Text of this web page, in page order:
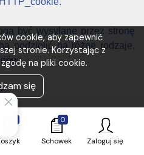
cookie, aby zapewnić
stronie. Korzystając z
na pliki cookie.
się
być wysyłane przez stronę
podzielić na różne rodzaje,
stronę Sklepu Internetowego
0
Schowek Zaloguj się